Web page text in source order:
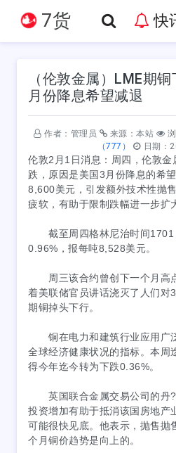
7货 快
（伦敦金属）LME期
月份降息希望减退
作者：管理员 来源：本站
（777）
日期：
伦敦2月1日消息：周四，伦敦
跌，原因是美国3月份降息的希
8,600美元，引发额外技术性抛
疲软，有助于限制跌幅进一步扩
截至周四格林尼治时间1701
0.96%，报每吨8,528美元。
周三该合约曾创下一个月高
着美联储官员讲话浇灭了人们对
期铜掉头下行。
铜在电力和建筑行业应用广
全球经济健康状况的指标。本周
得今年迄今转为下跌0.36%。
英国联合金属交易公司的丹?
投资增加有助于抵消该国房地产
可能很快见底。他表示，抛售抛
个月铜价趋势是向上的。